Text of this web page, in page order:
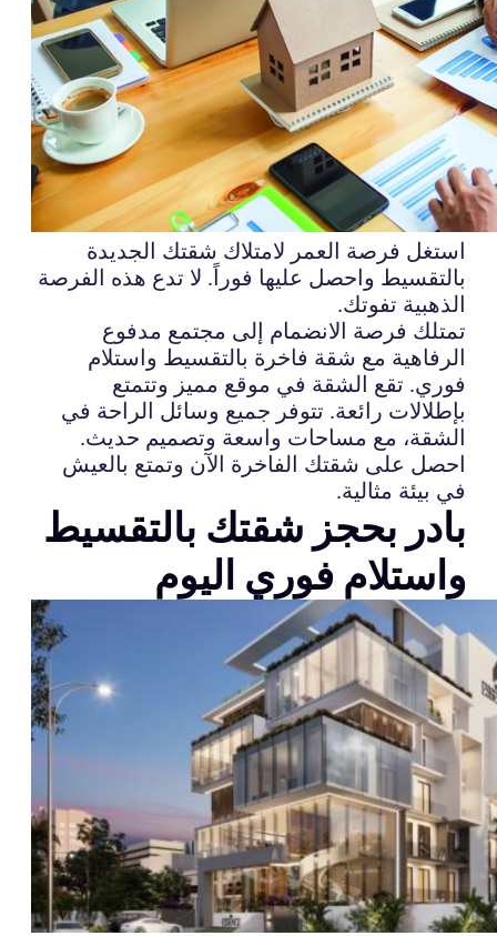
استغل فرصة العمر لامتلاك شقتك الجديدة
بالتقسيط واحصل عليها فوراً. لا تدع هذه الفرصة
الذهبية تفوتك.
تمتلك فرصة الانضمام إلى مجتمع مدفوع
الرفاهية مع شقة فاخرة بالتقسيط واستلام
فوري. تقع الشقة في موقع مميز وتتمتع
بإطلالات رائعة. تتوفر جميع وسائل الراحة في
الشقة، مع مساحات واسعة وتصميم حديث.
احصل على شقتك الفاخرة الآن وتمتع بالعيش
في بيئة مثالية.
بادر بحجز شقتك بالتقسيط
واستلام فوري اليوم